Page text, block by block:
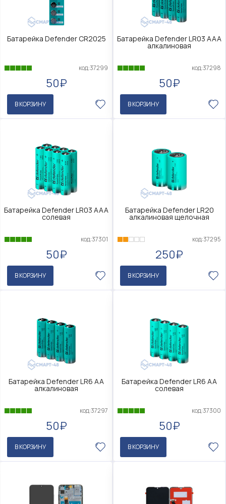
Батарейка Defender CR2025
код:37299
50₽
В КОРЗИНУ
Батарейка Defender LR03 AAA
алкалиновая
код:37298
50₽
В КОРЗИНУ
Батарейка Defender LR03 AAA
солевая
код:37301
50₽
В КОРЗИНУ
Батарейка Defender LR20
алкалиновая щелочная
код:37295
250₽
В КОРЗИНУ
Батарейка Defender LR6 AA
алкалиновая
код:37297
50₽
В КОРЗИНУ
Батарейка Defender LR6 AA
солевая
код:37300
50₽
В КОРЗИНУ